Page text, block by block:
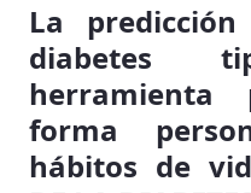
La
diabetes
forma
hábitos de